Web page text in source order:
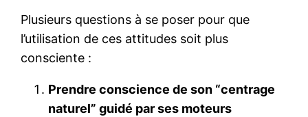
Plusieurs questions à se poser pour que
l’utilisation de ces attitudes soit plus
consciente :
Prendre conscience de son “centrage
naturel” guidé par ses moteurs